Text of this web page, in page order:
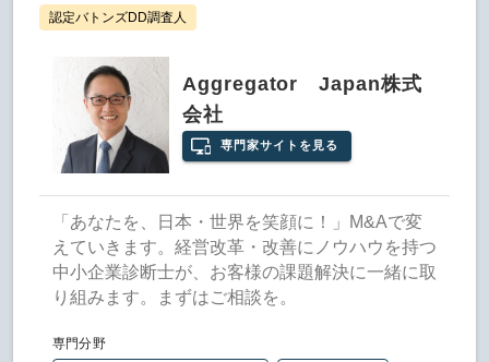
認定バトンズDD調査人
Aggregator Japan株式
会社
専門家サイトを見る
「あなたを、日本・世界を笑顔に！」M&Aで変
えていきます。経営改革・改善にノウハウを持つ
中小企業診断士が、お客様の課題解決に一緒に取
り組みます。まずはご相談を。
専門分野